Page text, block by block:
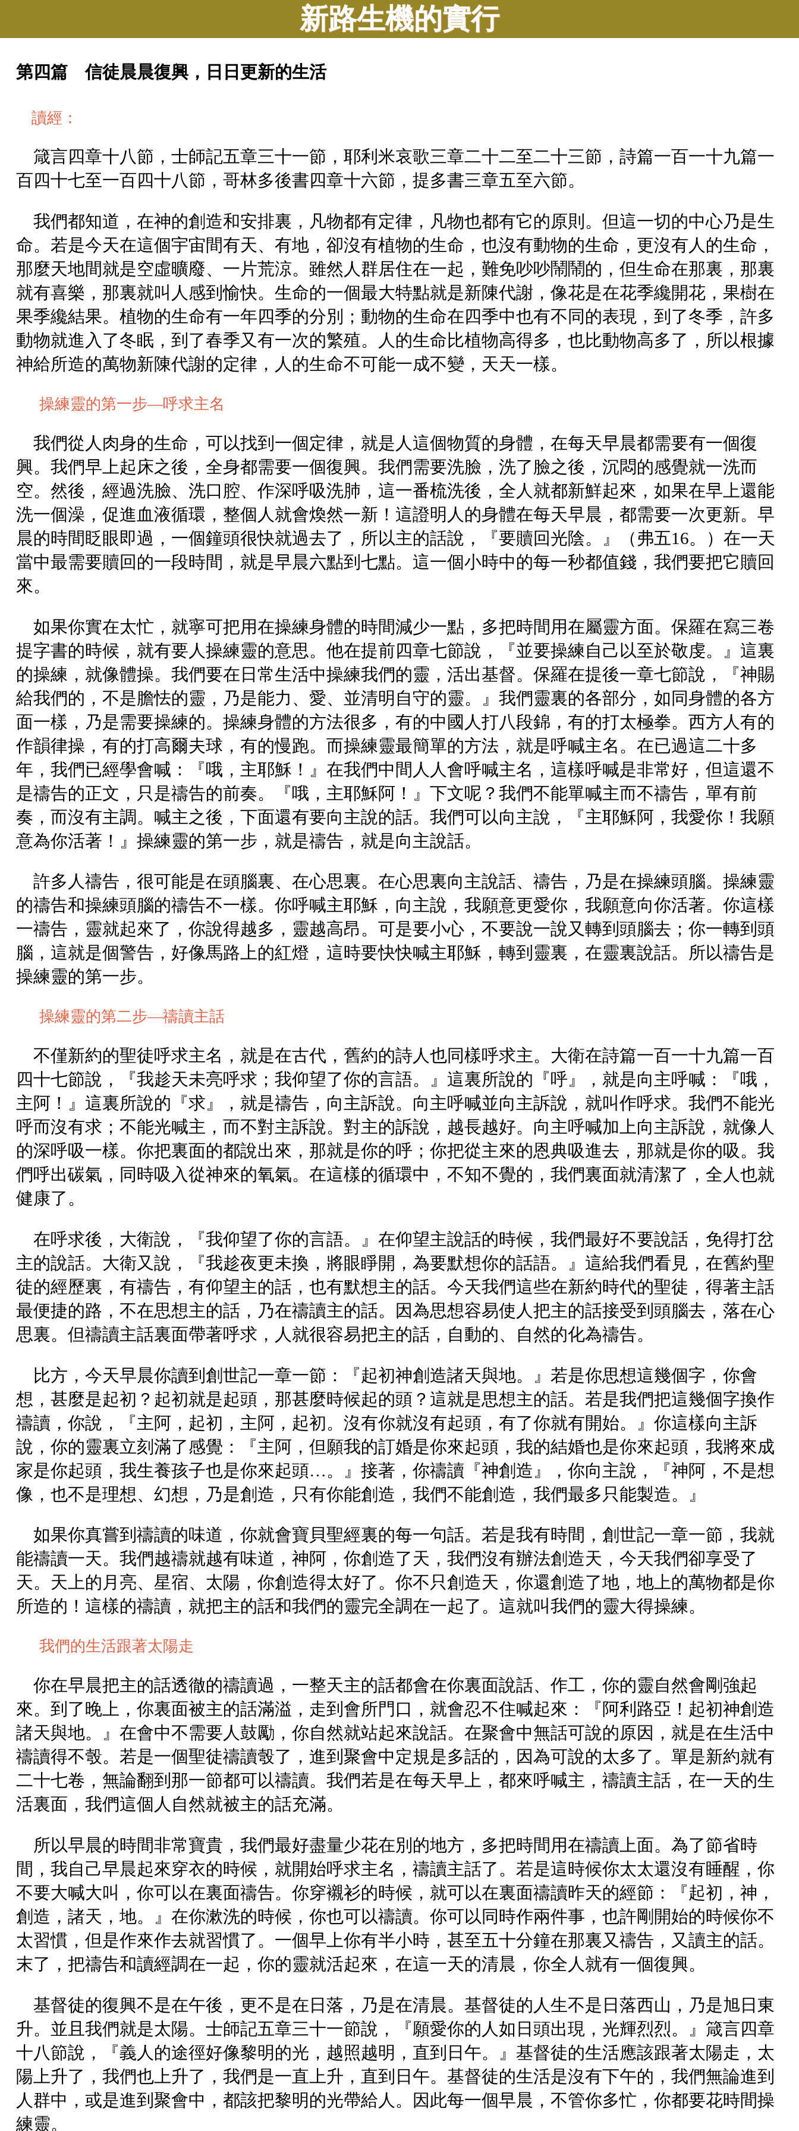
新路生機的實行
第四篇 信徒晨晨復興，日日更新的生活
讀經：
箴言四章十八節，士師記五章三十一節，耶利米哀歌三章二十二至二十三節，詩篇一百一十九篇一
百四十七至一百四十八節，哥林多後書四章十六節，提多書三章五至六節。
我們都知道，在神的創造和安排裏，凡物都有定律，凡物也都有它的原則。但這一切的中心乃是生
命。若是今天在這個宇宙間有天、有地，卻沒有植物的生命，也沒有動物的生命，更沒有人的生命，
那麼天地間就是空虛曠廢、一片荒涼。雖然人群居住在一起，難免吵吵鬧鬧的，但生命在那裏，那裏
就有喜樂，那裏就叫人感到愉快。生命的一個最大特點就是新陳代謝，像花是在花季纔開花，果樹在
果季纔結果。植物的生命有一年四季的分別；動物的生命在四季中也有不同的表現，到了冬季，許多
動物就進入了冬眠，到了春季又有一次的繁殖。人的生命比植物高得多，也比動物高多了，所以根據
神給所造的萬物新陳代謝的定律，人的生命不可能一成不變，天天一樣。
操練靈的第一步—呼求主名
我們從人肉身的生命，可以找到一個定律，就是人這個物質的身體，在每天早晨都需要有一個復
興。我們早上起床之後，全身都需要一個復興。我們需要洗臉，洗了臉之後，沉悶的感覺就一洗而
空。然後，經過洗臉、洗口腔、作深呼吸洗肺，這一番梳洗後，全人就都新鮮起來，如果在早上還能
洗一個澡，促進血液循環，整個人就會煥然一新！這證明人的身體在每天早晨，都需要一次更新。早
晨的時間眨眼即過，一個鐘頭很快就過去了，所以主的話說，『要贖回光陰。』（弗五16。）在一天
當中最需要贖回的一段時間，就是早晨六點到七點。這一個小時中的每一秒都值錢，我們要把它贖回
來。
如果你實在太忙，就寧可把用在操練身體的時間減少一點，多把時間用在屬靈方面。保羅在寫三卷
提字書的時候，就有要人操練靈的意思。他在提前四章七節說，『並要操練自己以至於敬虔。』這裏
的操練，就像體操。我們要在日常生活中操練我們的靈，活出基督。保羅在提後一章七節說，『神賜
給我們的，不是膽怯的靈，乃是能力、愛、並清明自守的靈。』我們靈裏的各部分，如同身體的各方
面一樣，乃是需要操練的。操練身體的方法很多，有的中國人打八段錦，有的打太極拳。西方人有的
作韻律操，有的打高爾夫球，有的慢跑。而操練靈最簡單的方法，就是呼喊主名。在已過這二十多
年，我們已經學會喊：『哦，主耶穌！』在我們中間人人會呼喊主名，這樣呼喊是非常好，但這還不
是禱告的正文，只是禱告的前奏。『哦，主耶穌阿！』下文呢？我們不能單喊主而不禱告，單有前
奏，而沒有主調。喊主之後，下面還有要向主說的話。我們可以向主說，『主耶穌阿，我愛你！我願
意為你活著！』操練靈的第一步，就是禱告，就是向主說話。
許多人禱告，很可能是在頭腦裏、在心思裏。在心思裏向主說話、禱告，乃是在操練頭腦。操練靈
的禱告和操練頭腦的禱告不一樣。你呼喊主耶穌，向主說，我願意更愛你，我願意向你活著。你這樣
一禱告，靈就起來了，你說得越多，靈越高昂。可是要小心，不要說一說又轉到頭腦去；你一轉到頭
腦，這就是個警告，好像馬路上的紅燈，這時要快快喊主耶穌，轉到靈裏，在靈裏說話。所以禱告是
操練靈的第一步。
操練靈的第二步—禱讀主話
不僅新約的聖徒呼求主名，就是在古代，舊約的詩人也同樣呼求主。大衛在詩篇一百一十九篇一百
四十七節說，『我趁天未亮呼求；我仰望了你的言語。』這裏所說的『呼』，就是向主呼喊：『哦，
主阿！』這裏所說的『求』，就是禱告，向主訴說。向主呼喊並向主訴說，就叫作呼求。我們不能光
呼而沒有求；不能光喊主，而不對主訴說。對主的訴說，越長越好。向主呼喊加上向主訴說，就像人
的深呼吸一樣。你把裏面的都說出來，那就是你的呼；你把從主來的恩典吸進去，那就是你的吸。我
們呼出碳氣，同時吸入從神來的氧氣。在這樣的循環中，不知不覺的，我們裏面就清潔了，全人也就
健康了。
在呼求後，大衛說，『我仰望了你的言語。』在仰望主說話的時候，我們最好不要說話，免得打岔
主的說話。大衛又說，『我趁夜更未換，將眼睜開，為要默想你的話語。』這給我們看見，在舊約聖
徒的經歷裏，有禱告，有仰望主的話，也有默想主的話。今天我們這些在新約時代的聖徒，得著主話
最便捷的路，不在思想主的話，乃在禱讀主的話。因為思想容易使人把主的話接受到頭腦去，落在心
思裏。但禱讀主話裏面帶著呼求，人就很容易把主的話，自動的、自然的化為禱告。
比方，今天早晨你讀到創世記一章一節：『起初神創造諸天與地。』若是你思想這幾個字，你會
想，甚麼是起初？起初就是起頭，那甚麼時候起的頭？這就是思想主的話。若是我們把這幾個字換作
禱讀，你說，『主阿，起初，主阿，起初。沒有你就沒有起頭，有了你就有開始。』你這樣向主訴
說，你的靈裏立刻滿了感覺：『主阿，但願我的訂婚是你來起頭，我的結婚也是你來起頭，我將來成
家是你起頭，我生養孩子也是你來起頭…。』接著，你禱讀『神創造』，你向主說，『神阿，不是想
像，也不是理想、幻想，乃是創造，只有你能創造，我們不能創造，我們最多只能製造。』
如果你真嘗到禱讀的味道，你就會寶貝聖經裏的每一句話。若是我有時間，創世記一章一節，我就
能禱讀一天。我們越禱就越有味道，神阿，你創造了天，我們沒有辦法創造天，今天我們卻享受了
天。天上的月亮、星宿、太陽，你創造得太好了。你不只創造天，你還創造了地，地上的萬物都是你
所造的！這樣的禱讀，就把主的話和我們的靈完全調在一起了。這就叫我們的靈大得操練。
我們的生活跟著太陽走
你在早晨把主的話透徹的禱讀過，一整天主的話都會在你裏面說話、作工，你的靈自然會剛強起
來。到了晚上，你裏面被主的話滿溢，走到會所門口，就會忍不住喊起來：『阿利路亞！起初神創造
諸天與地。』在會中不需要人鼓勵，你自然就站起來說話。在聚會中無話可說的原因，就是在生活中
禱讀得不彀。若是一個聖徒禱讀彀了，進到聚會中定規是多話的，因為可說的太多了。單是新約就有
二十七卷，無論翻到那一節都可以禱讀。我們若是在每天早上，都來呼喊主，禱讀主話，在一天的生
活裏面，我們這個人自然就被主的話充滿。
所以早晨的時間非常寶貴，我們最好盡量少花在別的地方，多把時間用在禱讀上面。為了節省時
間，我自己早晨起來穿衣的時候，就開始呼求主名，禱讀主話了。若是這時候你太太還沒有睡醒，你
不要大喊大叫，你可以在裏面禱告。你穿襯衫的時候，就可以在裏面禱讀昨天的經節：『起初，神，
創造，諸天，地。』在你漱洗的時候，你也可以禱讀。你可以同時作兩件事，也許剛開始的時候你不
太習慣，但是作來作去就習慣了。一個早上你有半小時，甚至五十分鐘在那裏又禱告，又讀主的話。
末了，把禱告和讀經調在一起，你的靈就活起來，在這一天的清晨，你全人就有一個復興。
基督徒的復興不是在午後，更不是在日落，乃是在清晨。基督徒的人生不是日落西山，乃是旭日東
升。並且我們就是太陽。士師記五章三十一節說，『願愛你的人如日頭出現，光輝烈烈。』箴言四章
十八節說，『義人的途徑好像黎明的光，越照越明，直到日午。』基督徒的生活應該跟著太陽走，太
陽上升了，我們也上升了，我們是一直上升，直到日午。基督徒的生活是沒有下午的，我們無論進到
人群中，或是進到聚會中，都該把黎明的光帶給人。因此每一個早晨，不管你多忙，你都要花時間操
練靈。